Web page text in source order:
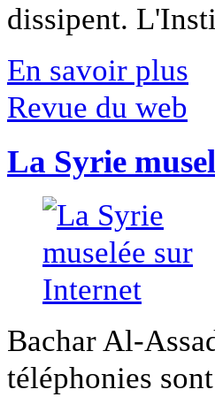
dissipent.
En savoir plus
Revue du web
La Syrie
Bachar Al-
téléphonies